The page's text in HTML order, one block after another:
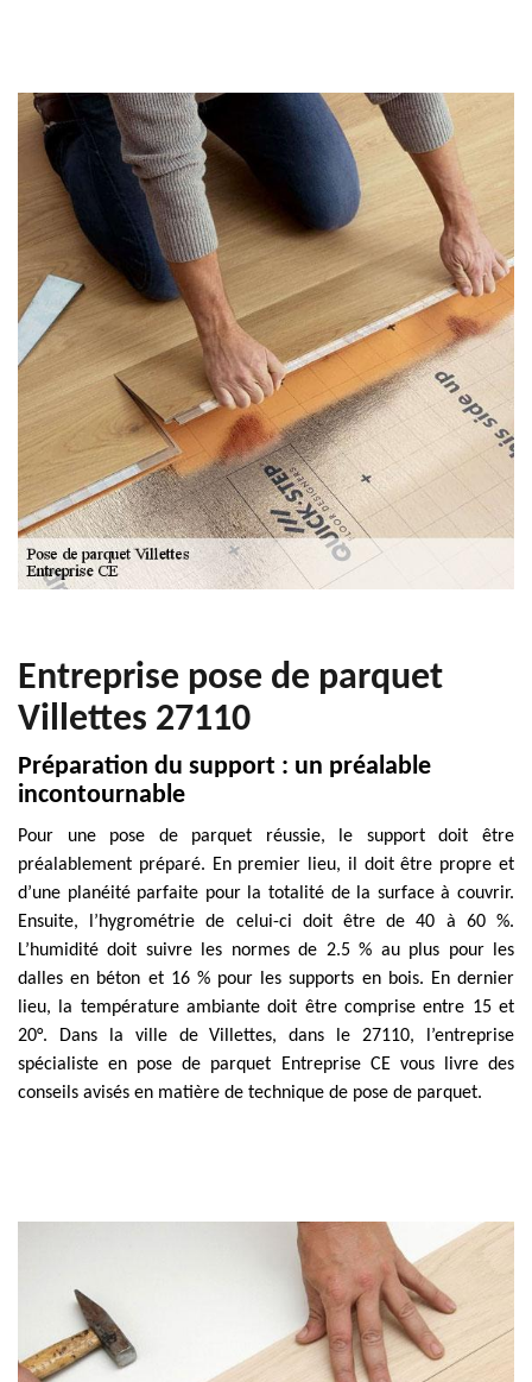
Entreprise pose de parquet
Villettes 27110
Préparation du support : un préalable
incontournable
Pour une pose de parquet réussie, le support doit être
préalablement préparé. En premier lieu, il doit être propre et
d’une planéité parfaite pour la totalité de la surface à couvrir.
Ensuite, l’hygrométrie de celui-ci doit être de 40 à 60 %.
L’humidité doit suivre les normes de 2.5 % au plus pour les
dalles en béton et 16 % pour les supports en bois. En dernier
lieu, la température ambiante doit être comprise entre 15 et
20°. Dans la ville de Villettes, dans le 27110, l’entreprise
spécialiste en pose de parquet Entreprise CE vous livre des
conseils avisés en matière de technique de pose de parquet.